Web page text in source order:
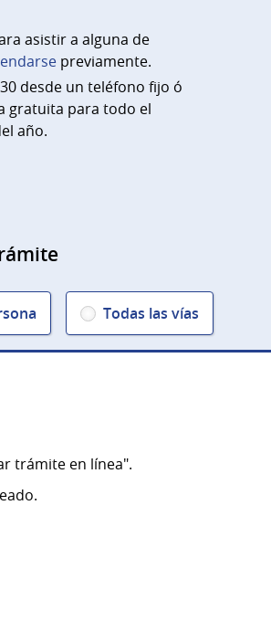
asistir a alguna de
previamente.
desde un teléfono fijo ó
gratuita para todo el
año.
Todas las vías
trámite en línea".